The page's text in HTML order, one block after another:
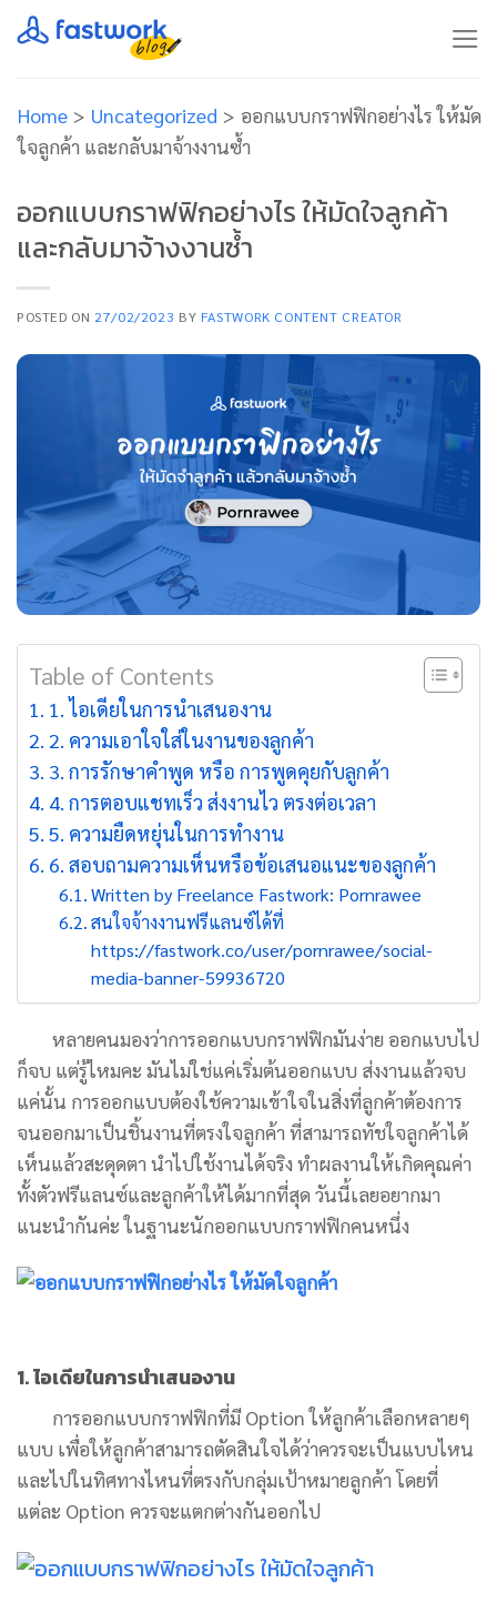
Skip
to
Home > Uncategorized > ออกแบบกราฟฟิกอย่างไร ให้มัด
ใจลูกค้า และกลับมาจ้างงานซ้ำ
ออกแบบกราฟฟิกอย่างไร ให้มัดใจลูกค้า
และกลับมาจ้างงานซ้ำ
POSTED ON 27/02/2023 BY FASTWORK CONTENT CREATOR
Table of Contents
1. ไอเดียในการนำเสนองาน
2. ความเอาใจใส่ในงานของลูกค้า
3. การรักษาคำพูด หรือ การพูดคุยกับลูกค้า
4. การตอบแชทเร็ว ส่งงานไว ตรงต่อเวลา
5. ความยืดหยุ่นในการทำงาน
6. สอบถามความเห็นหรือข้อเสนอแนะของลูกค้า
Written by Freelance Fastwork: Pornrawee
สนใจจ้างงานฟรีแลนซ์ได้ที่
https://fastwork.co/user/pornrawee/social-
media-banner-59936720
หลายคนมองว่าการออกแบบกราฟฟิกมันง่าย ออกแบบไป
ก็จบ แต่รู้ไหมคะ มันไม่ใช่แค่เริ่มต้นออกแบบ ส่งงานแล้วจบ
แค่นั้น การออกแบบต้องใช้ความเข้าใจในสิ่งที่ลูกค้าต้องการ
จนออกมาเป็นชิ้นงานที่ตรงใจลูกค้า ที่สามารถทัชใจลูกค้าได้
เห็นแล้วสะดุดตา นำไปใช้งานได้จริง ทำผลงานให้เกิดคุณค่า
ทั้งตัวฟรีแลนซ์และลูกค้าให้ได้มากที่สุด วันนี้เลยอยากมา
แนะนำกันค่ะ ในฐานะนักออกแบบกราฟฟิกคนหนึ่ง
1. ไอเดียในการนำเสนองาน
การออกแบบกราฟฟิกที่มี Option ให้ลูกค้าเลือกหลายๆ
แบบ เพื่อให้ลูกค้าสามารถตัดสินใจได้ว่าควรจะเป็นแบบไหน
และไปในทิศทางไหนที่ตรงกับกลุ่มเป้าหมายลูกค้า โดยที่
แต่ละ Option ควรจะแตกต่างกันออกไป